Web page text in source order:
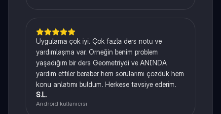
Uygulama çok iyi. Çok fazla ders notu ve
yardımlaşma var. Örneğin benim problem
yaşadığım bir ders Geometriydi ve ANINDA
yardım ettiler beraber hem sorularımı çözdük hem
konu anlatımı buldum. Herkese tavsiye ederim.
S.L.
Android kullanıcısı